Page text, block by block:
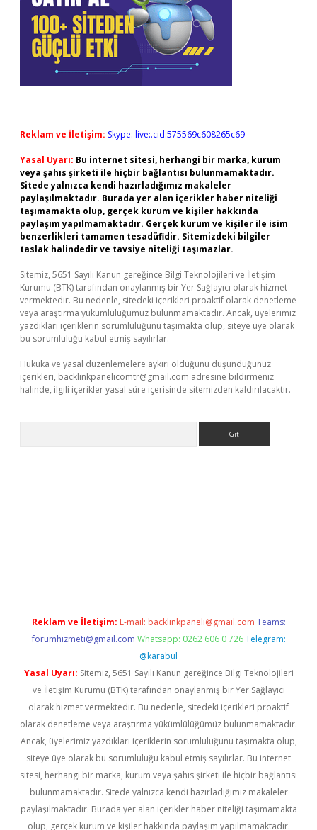
Reklam ve İletişim: Skype: live:.cid.575569c608265c69
Yasal Uyarı: Bu internet sitesi, herhangi bir marka, kurum
veya şahıs şirketi ile hiçbir bağlantısı bulunmamaktadır.
Sitede yalnızca kendi hazırladığımız makaleler
paylaşılmaktadır. Burada yer alan içerikler haber niteliği
taşımamakta olup, gerçek kurum ve kişiler hakkında
paylaşım yapılmamaktadır. Gerçek kurum ve kişiler ile isim
benzerlikleri tamamen tesadüfidir. Sitemizdeki bilgiler
taslak halindedir ve tavsiye niteliği taşımazlar.
Sitemiz, 5651 Sayılı Kanun gereğince Bilgi Teknolojileri ve İletişim
Kurumu (BTK) tarafından onaylanmış bir Yer Sağlayıcı olarak hizmet
vermektedir. Bu nedenle, sitedeki içerikleri proaktif olarak denetleme
veya araştırma yükümlülüğümüz bulunmamaktadır. Ancak, üyelerimiz
yazdıkları içeriklerin sorumluluğunu taşımakta olup, siteye üye olarak
bu sorumluluğu kabul etmiş sayılırlar.
Hukuka ve yasal düzenlemelere aykırı olduğunu düşündüğünüz
içerikleri, backlinkpanelicomtr@gmail.com adresine bildirmeniz
halinde, ilgili içerikler yasal süre içerisinde sitemizden kaldırılacaktır.
Reklam ve İletişim: E-mail: backlinkpaneli@gmail.com Teams:
forumhizmeti@gmail.com Whatsapp: 0262 606 0 726 Telegram:
@karabul
Yasal Uyarı: Sitemiz, 5651 Sayılı Kanun gereğince Bilgi Teknolojileri
ve İletişim Kurumu (BTK) tarafından onaylanmış bir Yer Sağlayıcı
olarak hizmet vermektedir. Bu nedenle, sitedeki içerikleri proaktif
olarak denetleme veya araştırma yükümlülüğümüz bulunmamaktadır.
Ancak, üyelerimiz yazdıkları içeriklerin sorumluluğunu taşımakta olup,
siteye üye olarak bu sorumluluğu kabul etmiş sayılırlar. Bu internet
sitesi, herhangi bir marka, kurum veya şahıs şirketi ile hiçbir bağlantısı
bulunmamaktadır. Sitede yalnızca kendi hazırladığımız makaleler
paylaşılmaktadır. Burada yer alan içerikler haber niteliği taşımamakta
olup, gerçek kurum ve kişiler hakkında paylaşım yapılmamaktadır.